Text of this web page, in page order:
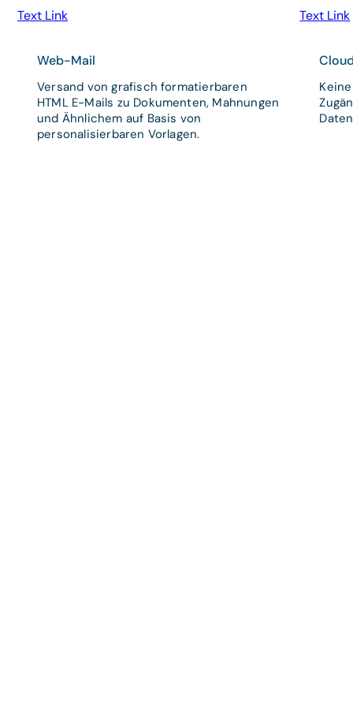
Text Link
Web-Mail
Versand von grafisch formatierbaren
HTML E-Mails zu Dokumenten, Mahnungen
und Ähnlichem auf Basis von
personalisierbaren Vorlagen.
Text Link